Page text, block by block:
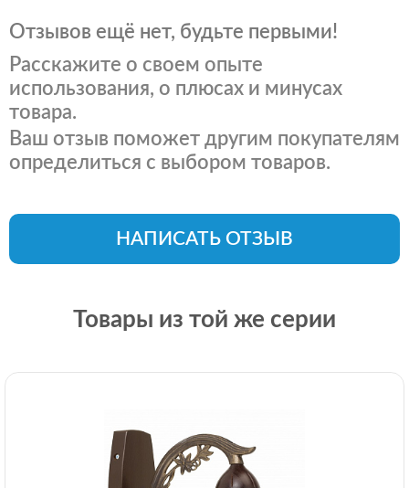
Отзывов ещё нет, будьте первыми!
Расскажите о своем опыте
использования, о плюсах и минусах
товара.
Ваш отзыв поможет другим покупателям
определиться с выбором товаров.
НАПИСАТЬ ОТЗЫВ
Товары из той же серии